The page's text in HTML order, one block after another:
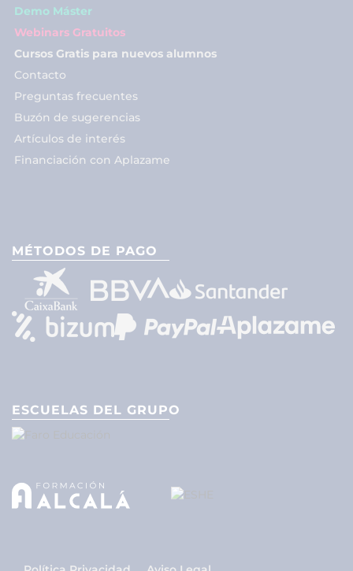
Demo Máster
Webinars Gratuitos
Cursos Gratis para nuevos alumnos
Contacto
Preguntas frecuentes
Buzón de sugerencias
Artículos de interés
Financiación con Aplazame
MÉTODOS DE PAGO
ESCUELAS DEL GRUPO